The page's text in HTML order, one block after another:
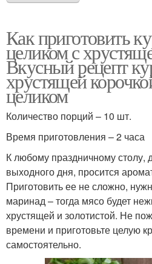
Как приготовить
целиком с
Вкусный рецепт
хрустящей
целиком
Количество порций – 10 шт.
Время приготовления – 2 часа
К любому праздничному столу,
выходного дня, просится
Приготовить ее не сложно,
маринад – тогда мясо будет
хрустящей и золотистой. Не
времени и приготовьте целую
самостоятельно.